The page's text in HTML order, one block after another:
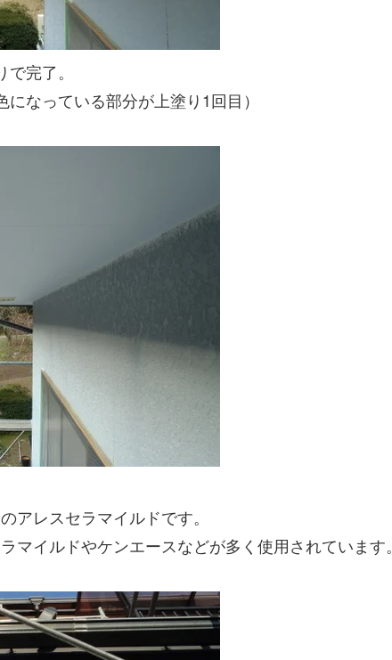
完了。
になっている部分が上塗り1回目）
アレスセラマイルドです。
マイルドやケンエースなどが多く使用されています。